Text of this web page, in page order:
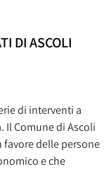
DI ASCOLI
di interventi a
Comune di Ascoli
delle persone
e che